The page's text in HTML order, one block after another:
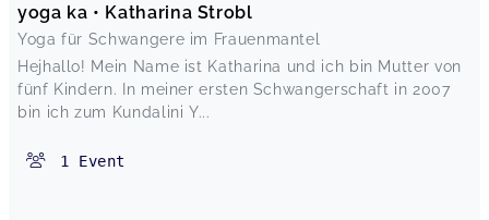
yoga ka • Katharina Strobl
Yoga für Schwangere im Frauenmantel
Hejhallo! Mein Name ist Katharina und ich bin Mutter von
fünf Kindern. In meiner ersten Schwangerschaft in 2007
bin ich zum Kundalini Y...
1 Event